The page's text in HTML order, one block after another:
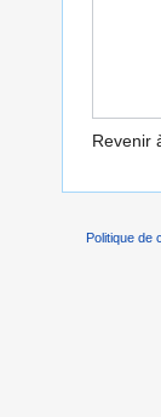
Revenir
Politique de